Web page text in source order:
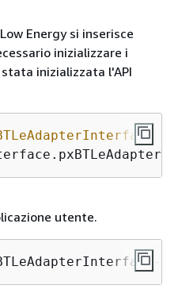
Energy si inserisce
inizializzare i
inizializzata l'API
utente.